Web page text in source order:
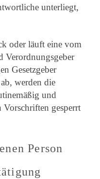
unterliegt,
oder läuft eine vom
Verordnungsgeber
Gesetzgeber
werden die
und
Vorschriften gesperrt
Person